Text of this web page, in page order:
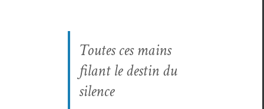
Toutes ces mains
filant le des­tin du
silence